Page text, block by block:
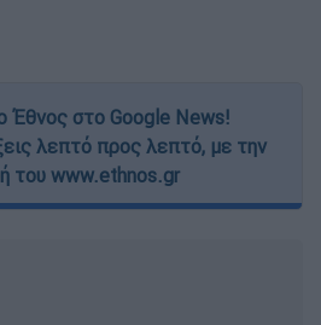
Έθνος στο Google News!
λεπτό προς λεπτό, με την
του www.ethnos.gr